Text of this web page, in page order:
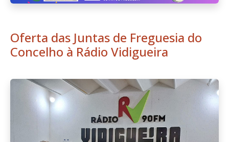
Oferta das Juntas de Freguesia do
Concelho à Rádio Vidigueira